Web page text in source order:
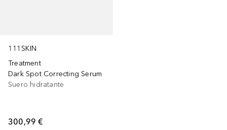
111SKIN
Treatment
Dark Spot Correcting Serum
Suero hidratante
300,99 €